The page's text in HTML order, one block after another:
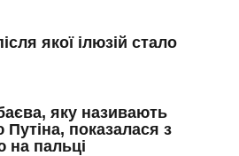
якої ілюзій стало
яку називають
Путіна, показалася з
на пальці